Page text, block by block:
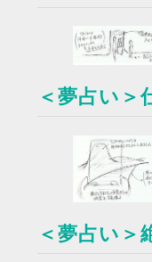
＜夢占い＞
＜夢占い＞